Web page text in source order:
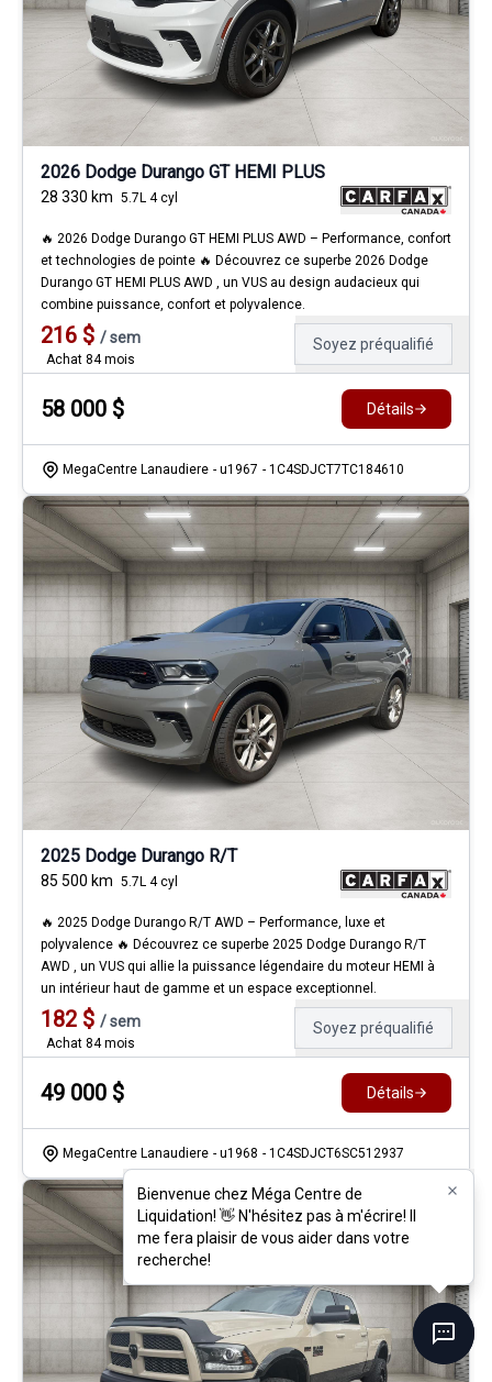
Bienvenue chez Méga Centre de
Liquidation! 👋 N'hésitez pas à m'écrire! Il
me fera plaisir de vous aider dans votre
recherche!
2026 Dodge Durango GT HEMI PLUS
28 330 km 5.7L 4 cyl
🔥 2026 Dodge Durango GT HEMI PLUS AWD – Performance, confort
et technologies de pointe 🔥 Découvrez ce superbe 2026 Dodge
Durango GT HEMI PLUS AWD , un VUS au design audacieux qui
combine puissance, confort et polyvalence.
216 $ /sem
Achat 84 mois
Soyez préqualifié
58 000 $ Détails
MegaCentre Lanaudiere - u1967 - 1C4SDJCT7TC184610
2025 Dodge Durango R/T
85 500 km 5.7L 4 cyl
🔥 2025 Dodge Durango R/T AWD – Performance, luxe et
polyvalence 🔥 Découvrez ce superbe 2025 Dodge Durango R/T
AWD , un VUS qui allie la puissance légendaire du moteur HEMI à
un intérieur haut de gamme et un espace exceptionnel.
182 $ /sem
Achat 84 mois
Soyez préqualifié
49 000 $ Détails
MegaCentre Lanaudiere - u1968 - 1C4SDJCT6SC512937
Bienvenue chez Méga Centre de
Liquidation! 👋 N'hésitez pas à m'écrire! Il
me fera plaisir de vous aider dans votre
recherche!